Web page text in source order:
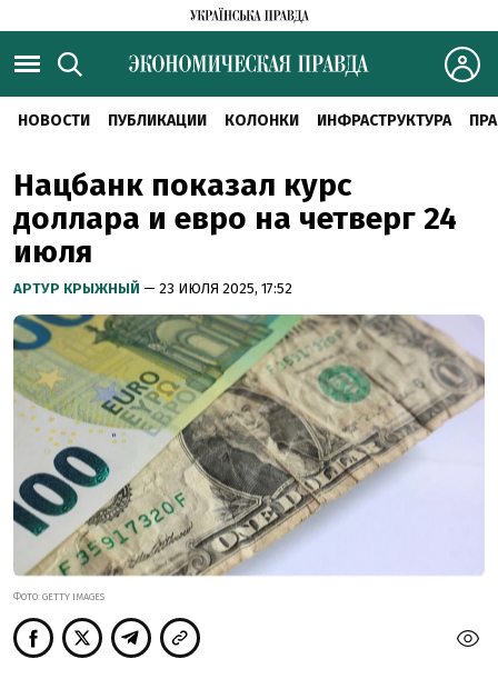
НОВОСТИ ПУБЛИКАЦИИ КОЛОНКИ ИНФРАСТРУКТУРА
Нацбанк показал курс
доллара и евро на четверг 24
июля
АРТУР КРЫЖНЫЙ — 23 ИЮЛЯ 2025, 17:52
ФОТО: GETTY IMAGES